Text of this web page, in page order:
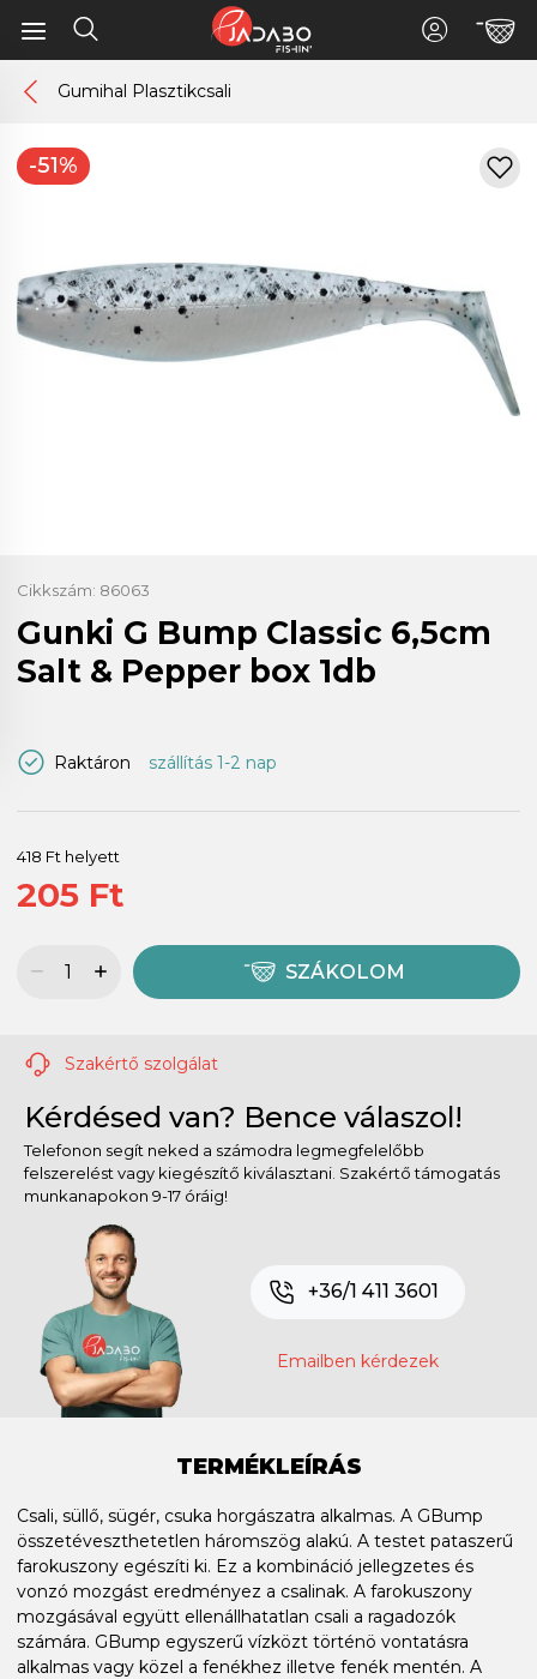
Gumihal Plasztikcsali
-51%
Cikkszám: 86063
Gunki G Bump Classic 6,5cm
Salt & Pepper box 1db
Raktáron szállítás 1-2 nap
418 Ft helyett
205 Ft
SZÁKOLOM
Szakértő szolgálat
Kérdésed van? Bence válaszol!
Telefonon segít neked a számodra legmegfelelőbb
felszerelést vagy kiegészítő kiválasztani. Szakértő támogatás
munkanapokon 9-17 óráig!
+36/1 411 3601
Emailben kérdezek
TERMÉKLEÍRÁS
Csali, süllő, sügér, csuka horgászatra alkalmas. A GBump
összetéveszthetetlen háromszög alakú. A testet pataszerű
farokuszony egészíti ki. Ez a kombináció jellegzetes és
vonzó mozgást eredményez a csalinak. A farokuszony
mozgásával együtt ellenállhatatlan csali a ragadozók
számára. GBump egyszerű vízközt történö vontatásra
alkalmas vagy közel a fenékhez illetve fenék mentén. A